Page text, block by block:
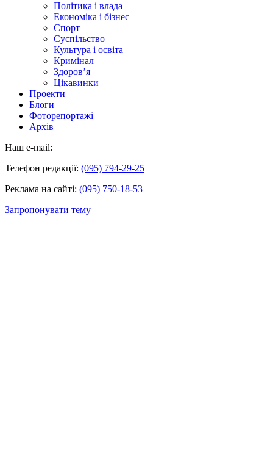
Політика і влада
Економіка і бізнес
Спорт
Суспільство
Культура і освіта
Кримінал
Здоров’я
Цікавинки
Проекти
Блоги
Фоторепортажі
Архів
Наш e-mail:
Телефон редакції: (095) 794-29-25
Реклама на сайті: (095) 750-18-53
Запропонувати тему